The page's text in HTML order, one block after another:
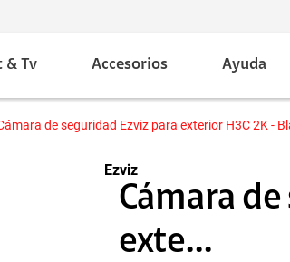
& Tv Accesorios Ayuda
de seguridad Ezviz para exterior H3C 2K -
Ezviz
Cámara
exte...